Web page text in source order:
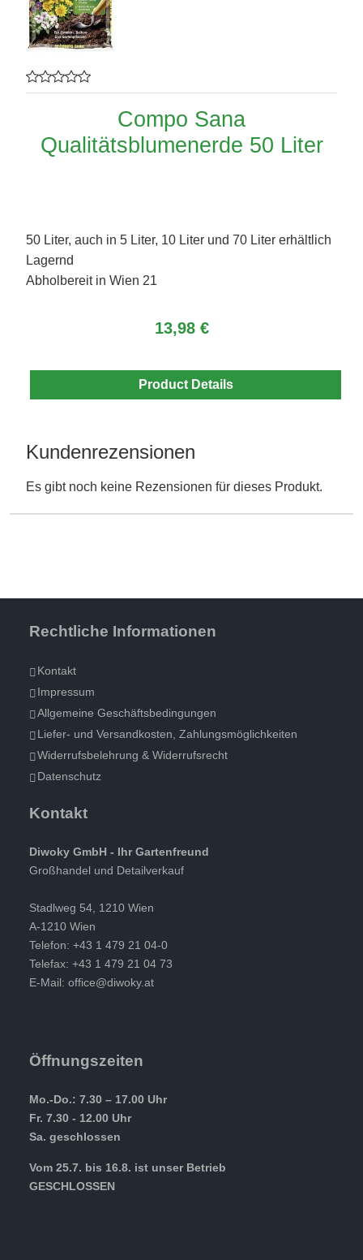
Compo Sana
Qualitätsblumenerde 50 Liter
50 Liter, auch in 5 Liter, 10 Liter und 70 Liter erhältlich
Lagernd
Abholbereit in Wien 21
13,98 €
Product Details
Kundenrezensionen
Es gibt noch keine Rezensionen für dieses Produkt.
Rechtliche Informationen
Kontakt
Impressum
Allgemeine Geschäftsbedingungen
Liefer- und Versandkosten, Zahlungsmöglichkeiten
Widerrufsbelehrung & Widerrufsrecht
Datenschutz
Kontakt
Diwoky GmbH - Ihr Gartenfreund
Großhandel und Detailverkauf
Stadlweg 54, 1210 Wien
A-1210 Wien
Telefon: +43 1 479 21 04-0
Telefax: +43 1 479 21 04 73
E-Mail: office@diwoky.at
Öffnungszeiten
Mo.-Do.: 7.30 – 17.00 Uhr
Fr. 7.30 - 12.00 Uhr
Sa. geschlossen
Vom 25.7. bis 16.8. ist unser Betrieb
GESCHLOSSEN